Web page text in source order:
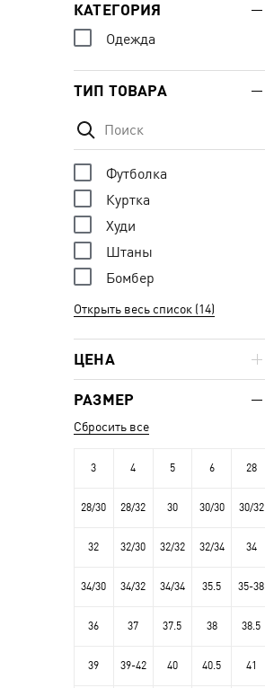
КАТЕГОРИЯ
Одежда
ТИП ТОВАРА
Футболка
Куртка
Худи
Штаны
Бомбер
Открыть весь список (14)
ЦЕНА
РАЗМЕР
Сбросить все
3 4 5 6 28
28/30 28/32 30 30/30 30/32
32 32/30 32/32 32/34 34
34/30 34/32 34/34 35.5 35-38
36 37 37.5 38 38.5
39 39-42 40 40.5 41